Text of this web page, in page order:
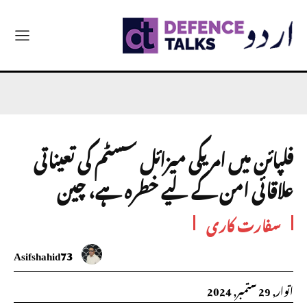
فلپائن میں امریکی میزائل سسٹم کی تعیناتی
علاقائی امن کے لیے خطرہ ہے، چین
سفارت کاری
Asifshahid73
اتوار, 29 ستمبر, 2024